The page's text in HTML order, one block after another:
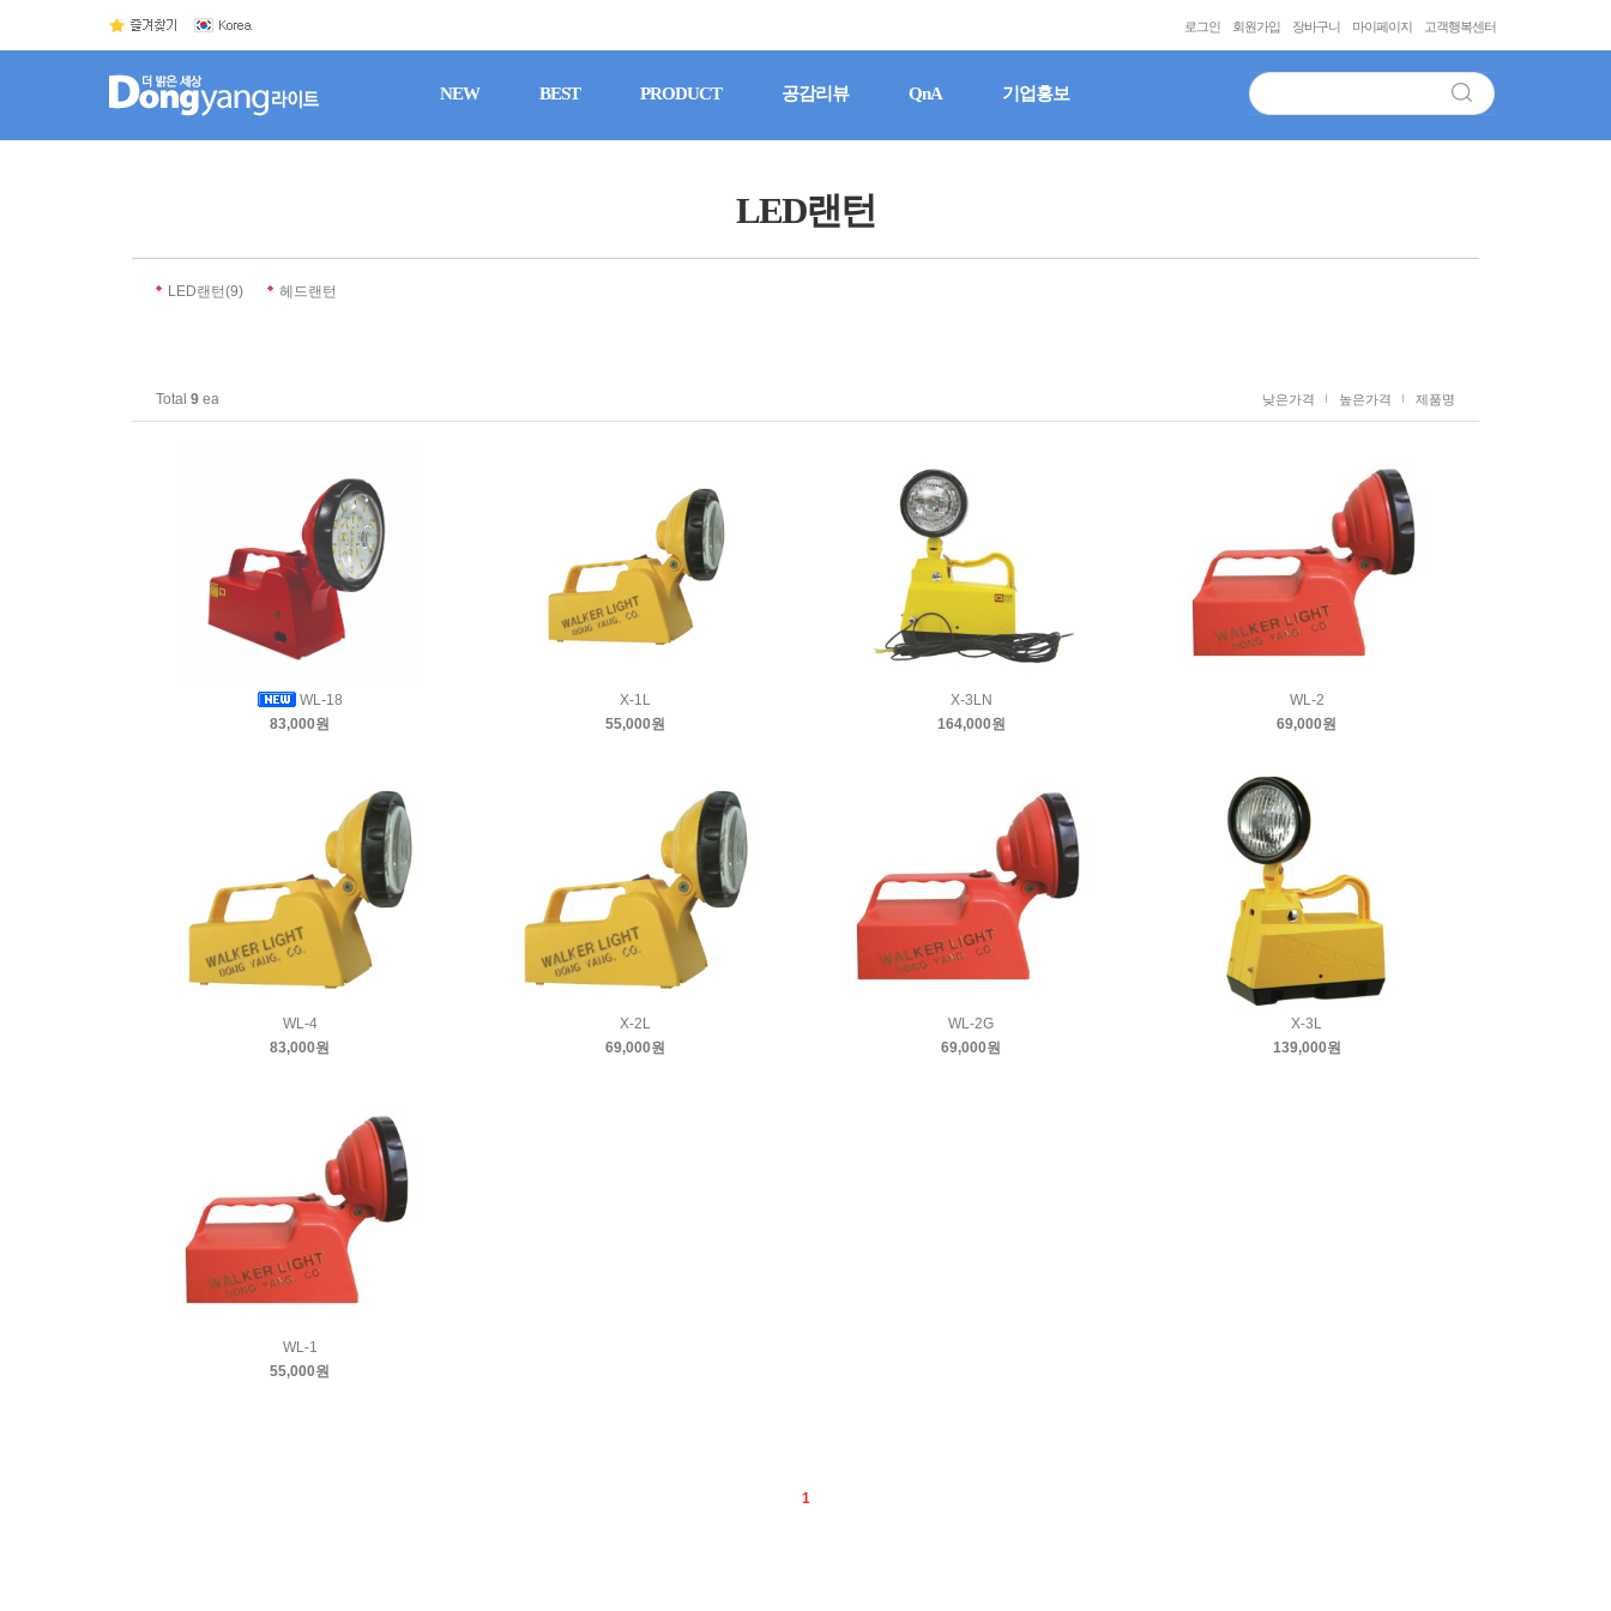
고객행복센터
마이페이지
장바구니
회원가입
로그인
NEW BEST PRODUCT 공감리뷰 QnA 기업홍보
LED랜턴
LED랜턴(9) 헤드랜턴
Total 9 ea 낮은가격 높은가격 제품명
WL-18
83,000원
X-1L
55,000원
X-3LN
164,000원
WL-2
69,000원
WL-4
83,000원
X-2L
69,000원
WL-2G
69,000원
X-3L
139,000원
WL-1
55,000원
1